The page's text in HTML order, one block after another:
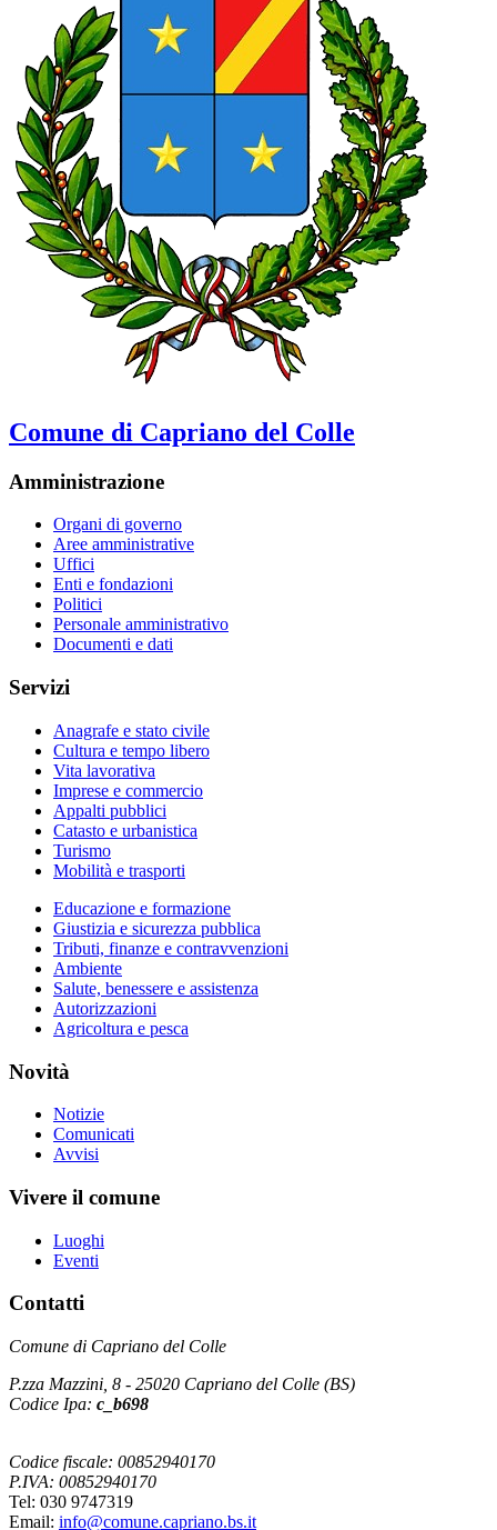
Comune di Capriano del Colle
Amministrazione
Organi di governo
Aree amministrative
Uffici
Enti e fondazioni
Politici
Personale amministrativo
Documenti e dati
Servizi
Anagrafe e stato civile
Cultura e tempo libero
Vita lavorativa
Imprese e commercio
Appalti pubblici
Catasto e urbanistica
Turismo
Mobilità e trasporti
Educazione e formazione
Giustizia e sicurezza pubblica
Tributi, finanze e contravvenzioni
Ambiente
Salute, benessere e assistenza
Autorizzazioni
Agricoltura e pesca
Novità
Notizie
Comunicati
Avvisi
Vivere il comune
Luoghi
Eventi
Contatti
Comune di Capriano del Colle
P.zza Mazzini, 8 - 25020 Capriano del Colle (BS)
Codice Ipa: c_b698
Codice fiscale: 00852940170
P.IVA: 00852940170
Tel: 030 9747319
Email: info@comune.capriano.bs.it